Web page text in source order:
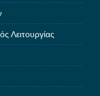
Λειτουργίας